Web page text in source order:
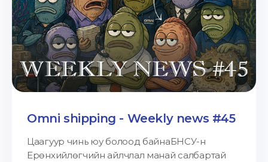
Omni shipping - Weekly news #45
Цаагуур чинь юу болоод байнаБНСУ-н
Ерөнхийлөгчийн айлчлал манай салбартай